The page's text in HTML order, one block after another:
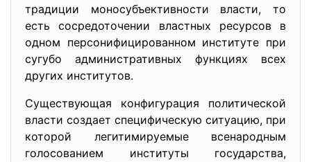
традиции моносубъективности власти, то
есть сосредоточении властных ресурсов в
одном персонифицированном институте при
сугубо административных функциях всех
других институтов.
Существующая конфигурация политической
власти создает специфическую ситуацию, при
которой легитимируемые всенародным
голосованием институты государства,